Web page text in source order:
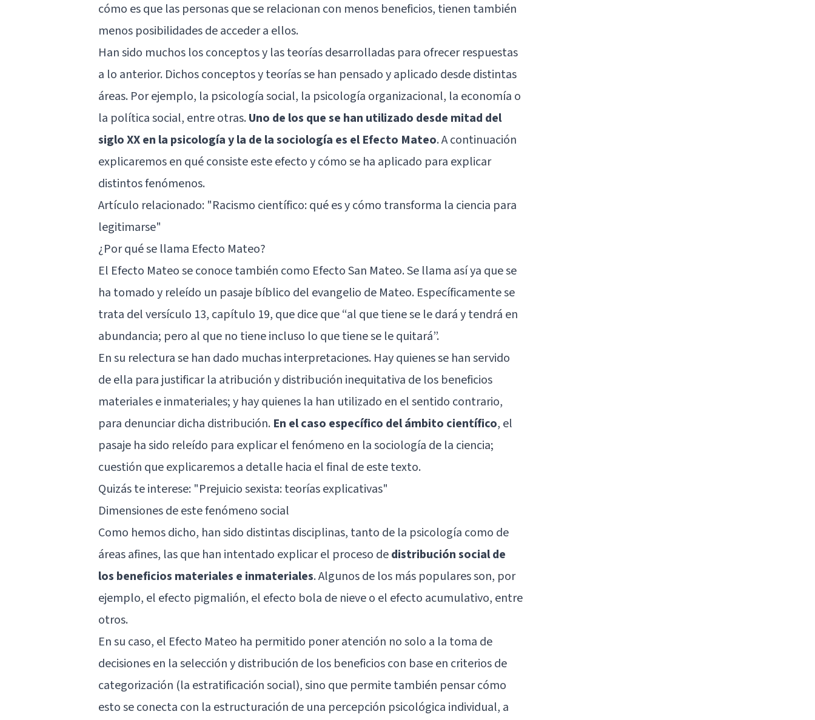
cómo es que las personas que se relacionan con menos beneficios, tienen también
menos posibilidades de acceder a ellos.
Han sido muchos los conceptos y las teorías desarrolladas para ofrecer respuestas
a lo anterior. Dichos conceptos y teorías se han pensado y aplicado desde distintas
áreas. Por ejemplo, la psicología social, la psicología organizacional, la economía o
la política social, entre otras.Uno de los que se han utilizado desde mitad del
siglo XX en la psicología y la de la sociología es el Efecto Mateo. A continuación
explicaremos en qué consiste este efecto y cómo se ha aplicado para explicar
distintos fenómenos.
Artículo relacionado: "Racismo científico: qué es y cómo transforma la ciencia para
legitimarse"
¿Por qué se llama Efecto Mateo?
El Efecto Mateo se conoce también como Efecto San Mateo. Se llama así ya que se
ha tomado y releído un pasaje bíblico del evangelio de Mateo. Específicamente se
trata del versículo 13, capítulo 19, que dice que “al que tiene se le dará y tendrá en
abundancia; pero al que no tiene incluso lo que tiene se le quitará”.
En su relectura se han dado muchas interpretaciones. Hay quienes se han servido
de ella para justificar la atribución y distribución inequitativa de los beneficios
materiales e inmateriales; y hay quienes la han utilizado en el sentido contrario,
para denunciar dicha distribución. En el caso específico del ámbito científico, el
pasaje ha sido releído para explicar el fenómeno en la sociología de la ciencia;
cuestión que explicaremos a detalle hacia el final de este texto.
Quizás te interese: "Prejuicio sexista: teorías explicativas"
Dimensiones de este fenómeno social
Como hemos dicho, han sido distintas disciplinas, tanto de la psicología como de
áreas afines, las que han intentado explicar el proceso dedistribución social de
los beneficios materiales e inmateriales. Algunos de los más populares son, por
ejemplo, el efecto pigmalión, el efecto bola de nieve o el efecto acumulativo, entre
otros.
En su caso, el Efecto Mateo ha permitido poner atención no solo a la toma de
decisiones en la selección y distribución de los beneficios con base en criterios de
categorización (la estratificación social), sino que permite también pensar cómo
esto se conecta con la estructuración de una percepción psicológica individual, a